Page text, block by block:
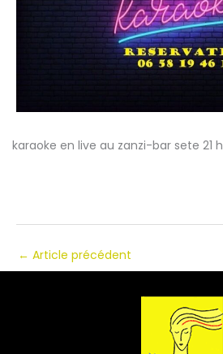
karaoke en live au zanzi-bar sete 21 h
← Article précédent